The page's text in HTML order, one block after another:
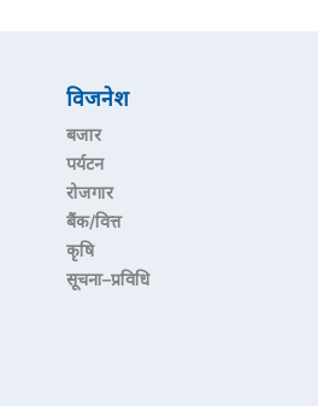
विजनेश
बजार
पर्यटन
रोजगार
बैंक/वित्त
कृषि
सूचना–प्रविधि